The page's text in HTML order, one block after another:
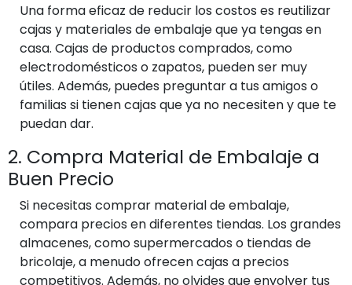
Una forma eficaz de reducir los costos es reutilizar
cajas y materiales de embalaje que ya tengas en
casa. Cajas de productos comprados, como
electrodomésticos o zapatos, pueden ser muy
útiles. Además, puedes preguntar a tus amigos o
familias si tienen cajas que ya no necesiten y que te
puedan dar.
2. Compra Material de Embalaje a
Buen Precio
Si necesitas comprar material de embalaje,
compara precios en diferentes tiendas. Los grandes
almacenes, como supermercados o tiendas de
bricolaje, a menudo ofrecen cajas a precios
competitivos. Además, no olvides que envolver tus